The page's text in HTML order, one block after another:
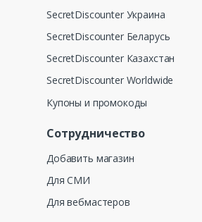
SecretDiscounter Украина
SecretDiscounter Беларусь
SecretDiscounter Казахстан
SecretDiscounter Worldwide
Купоны и промокоды
Сотрудничество
Добавить магазин
Для СМИ
Для вебмастеров